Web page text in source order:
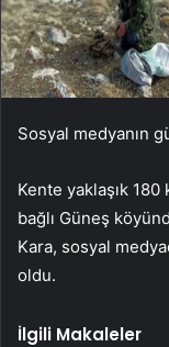
Sosyal medyanın
Kente yaklaşık
bağlı Güneş
Kara, sosyal
oldu.
İlgili Makaleler